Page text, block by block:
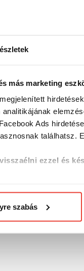
más marketing
Ads
találhatsz.
ezzel és
szabás
SHAD 60 SP -